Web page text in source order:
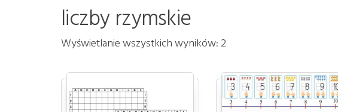
liczby rzymskie
Wyświetlanie wszystkich wyników: 2